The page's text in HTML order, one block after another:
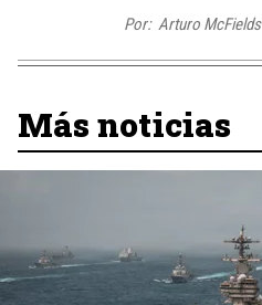
Por: Arturo McFields
Más noticias